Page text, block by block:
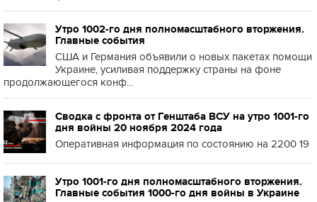
Утро 1002-го дня полномасштабного вторжения.
Главные события
США и Германия объявили о новых пакетах помощи
Украине, усиливая поддержку страны на фоне
продолжающегося конф...
Сводка с фронта от Генштаба ВСУ на утро 1001-го
дня войны 20 ноября 2024 года
Оперативная информация по состоянию на 2200 19
Утро 1001-го дня полномасштабного вторжения.
Главные события 1000-го дня войны в Украине